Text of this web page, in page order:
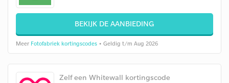
BEKIJK DE AANBIEDING
Meer Fotofabriek kortingscodes • Geldig t/m Aug 2026
Zelf een Whitewall kortingscode